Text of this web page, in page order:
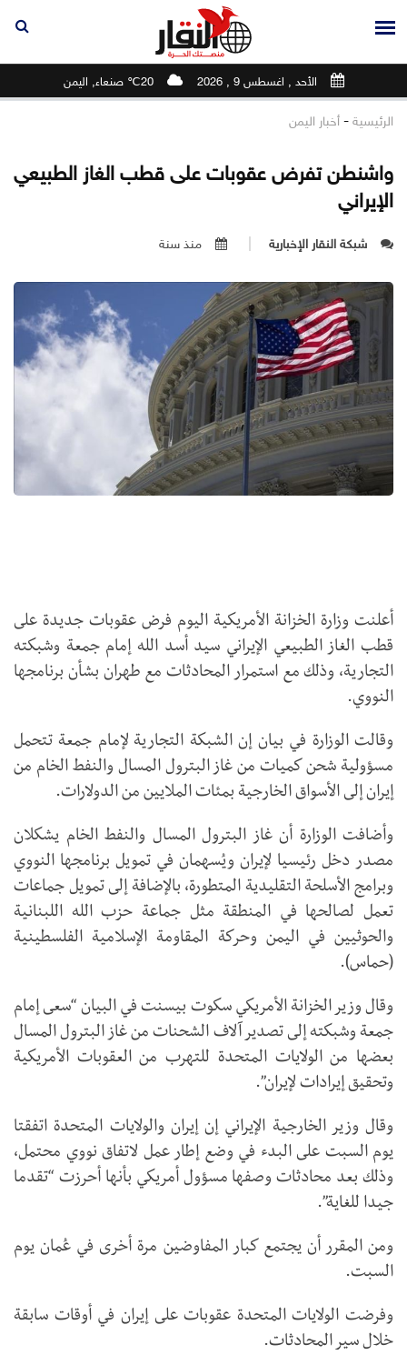
الأحد , اغسطس 9 , 2026 20℃ صنعاء, اليمن
الرئيسية - أخبار اليمن
واشنطن تفرض عقوبات على قطب الغاز الطبيعي
الإيراني
شبكة النقار الإخبارية منذ سنة
أعلنت وزارة الخزانة الأمريكية اليوم فرض عقوبات جديدة على
قطب الغاز الطبيعي الإيراني سيد أسد الله إمام جمعة وشبكته
التجارية، وذلك مع استمرار المحادثات مع طهران بشأن برنامجها
النووي.
وقالت الوزارة في بيان إن الشبكة التجارية لإمام جمعة تتحمل
مسؤولية شحن كميات من غاز البترول المسال والنفط الخام من
إيران إلى الأسواق الخارجية بمئات الملايين من الدولارات.
وأضافت الوزارة أن غاز البترول المسال والنفط الخام يشكلان
مصدر دخل رئيسيا لإيران ويُسهمان في تمويل برنامجها النووي
وبرامج الأسلحة التقليدية المتطورة، بالإضافة إلى تمويل جماعات
تعمل لصالحها في المنطقة مثل جماعة حزب الله اللبنانية
والحوثيين في اليمن وحركة المقاومة الإسلامية الفلسطينية
(حماس).
وقال وزير الخزانة الأمريكي سكوت بيسنت في البيان “سعى إمام
جمعة وشبكته إلى تصدير آلاف الشحنات من غاز البترول المسال
بعضها من الولايات المتحدة للتهرب من العقوبات الأمريكية
وتحقيق إيرادات لإيران”.
وقال وزير الخارجية الإيراني إن إيران والولايات المتحدة اتفقتا
يوم السبت على البدء في وضع إطار عمل لاتفاق نووي محتمل،
وذلك بعد محادثات وصفها مسؤول أمريكي بأنها أحرزت “تقدما
جيدا للغاية”.
ومن المقرر أن يجتمع كبار المفاوضين مرة أخرى في عُمان يوم
السبت.
وفرضت الولايات المتحدة عقوبات على إيران في أوقات سابقة
خلال سير المحادثات.